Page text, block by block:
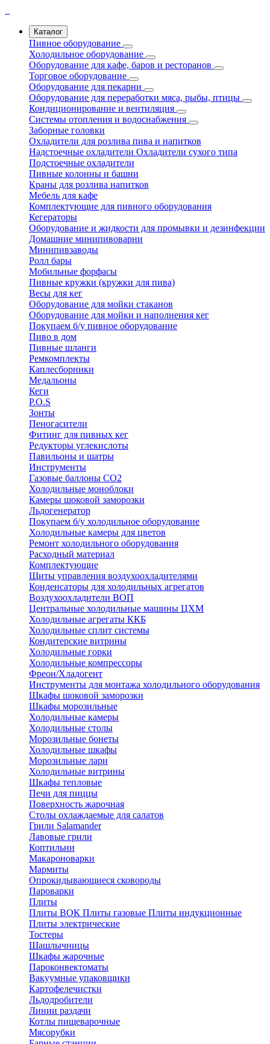
Каталог
Пивное оборудование
Холодильное оборудование
Оборудование для кафе, баров и ресторанов
Торговое оборудование
Оборудование для пекарни
Оборудование для переработки мяса, рыбы, птицы
Кондиционирование и вентиляция
Системы отопления и водоснабжения
Заборные головки
Охладители для розлива пива и напитков
Надстоечные охладители Охладители сухого типа
Подстоечные охладители
Пивные колонны и башни
Краны для розлива напитков
Мебель для кафе
Комплектующие для пивного оборудования
Кегераторы
Оборудование и жидкости для промывки и дезинфекции
Домашние минипивоварни
Минипивзаводы
Ролл бары
Мобильные форфасы
Пивные кружки (кружки для пива)
Весы для кег
Оборудование для мойки стаканов
Оборудование для мойки и наполнения кег
Покупаем б/у пивное оборудование
Пиво в дом
Пивные шланги
Ремкомплекты
Каплесборники
Медальоны
Кеги
P.O.S
Зонты
Пеногасители
Фитинг для пивных кег
Редукторы углекислоты
Павильоны и шатры
Инструменты
Газовые баллоны CO2
Холодильные моноблоки
Камеры шоковой заморозки
Льдогенератор
Покупаем б/у холодильное оборудование
Холодильные камеры для цветов
Ремонт холодильного оборудования
Расходный материал
Комплектующие
Щиты управления воздухоохладителями
Конденсаторы для холодильных агрегатов
Воздухоохладители ВОП
Центральные холодильные машины ЦХМ
Холодильные агрегаты ККБ
Холодильные cплит системы
Кондитерские витрины
Холодильные горки
Холодильные компрессоры
Фреон/Хладогент
Инструменты для монтажа холодильного оборудования
Шкафы шоковой заморозки
Шкафы морозильные
Холодильные камеры
Холодильные столы
Морозильные бонеты
Холодильные шкафы
Морозильные лари
Холодильные витрины
Шкафы тепловые
Печи для пиццы
Поверхность жарочная
Столы охлаждаемые для салатов
Грили Salamander
Лавовые грили
Коптильни
Макароноварки
Мармиты
Опрокидывающиеся сковороды
Пароварки
Плиты
Плиты ВОК Плиты газовые Плиты индукционные
Плиты электричеcкие
Тостеры
Шашлычницы
Шкафы жарочные
Пароконвектоматы
Вакуумные упаковщики
Картофелечистки
Льдодробители
Линии раздачи
Котлы пищеварочные
Мясорубки